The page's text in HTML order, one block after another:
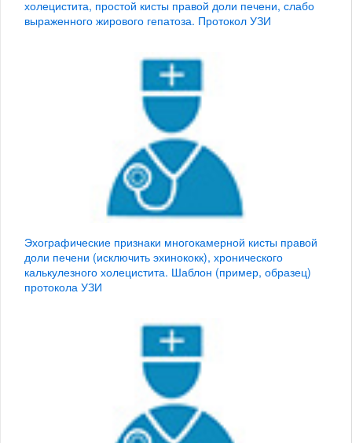
холецистита, простой кисты правой доли печени, слабо
выраженного жирового гепатоза. Протокол УЗИ
Эхографические признаки многокамерной кисты правой
доли печени (исключить эхинококк), хронического
калькулезного холецистита. Шаблон (пример, образец)
протокола УЗИ